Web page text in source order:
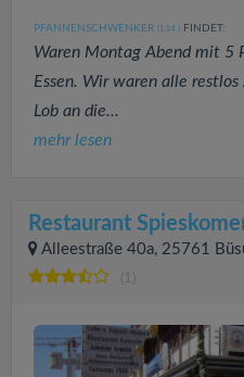
PFANNENSCHWENKER (134 ) FINDET:
Waren Montag Abend mit 5
Essen. Wir waren alle
Lob an die...
mehr lesen
Restaurant
Alleestraße 40a, 25761
(1)